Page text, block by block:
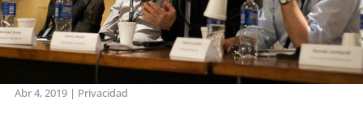
Abr 4, 2019| Privacidad